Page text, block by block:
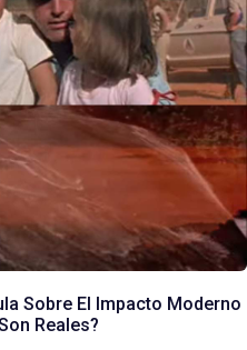
Sobre El Impacto Moderno
Reales?